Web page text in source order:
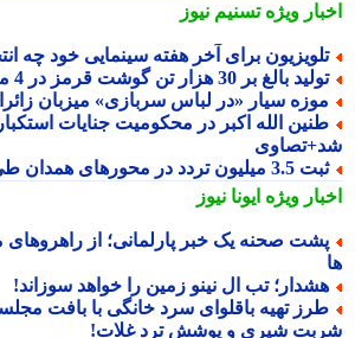
ویژهتسنیم نیوز
برای آخر هفته سینمایی خود چه
بالغ بر 30 هزار تن گوشت قرمز در 4 ماه در خراسان رضوی
سیار «در لباس سربازی» میزبان
الله اکبر در محکومیت جنایات استکبار در
تردد در محورهای همدان طی ایام اربعین
ویژهایونا نیوز
صحنه یک خبر پارلمانی؛ از راهروهای
تب ال نینو زمین را خواهد سوزاند!
تهیه باقلوای سرد خانگی با بافت
شیری و پوشش ترد غلات!